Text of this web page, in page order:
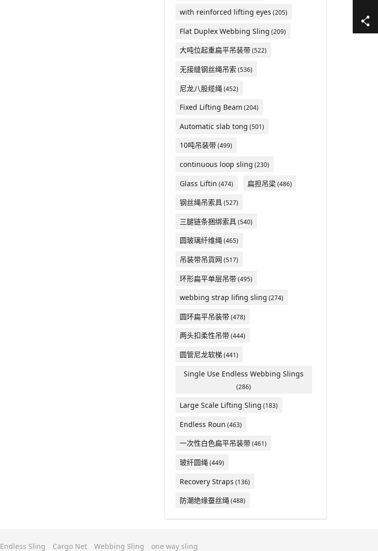
with reinforced lifting eyes (205)
Flat Duplex Webbing Sling (209)
大吨位起重扁平吊装带(522)
无接缝钢丝绳吊索(536)
尼龙八股缆绳 (452)
Fixed Lifting Beam (204)
Automatic slab tong (501)
10吨吊装带(499)
continuous loop sling (230)
Glass Liftin (474) 扁担吊梁(486)
钢丝绳吊索具(527)
三腿链条捆绑索具(540)
圆玻璃纤维绳(465)
吊装带吊貨网 (517)
环形扁平单层吊带(495)
webbing strap lifing sling (274)
圆环扁平吊装带(478)
两头扣柔性吊带(444)
圆管尼龙软梯(441)
Single Use Endless Webbing Slings
(286)
Large Scale Lifting Sling (183)
Endless Roun (463)
一次性白色扁平吊装带(461)
玻纤圆绳(449)
Recovery Straps (136)
防潮绝缘蚕丝绳(488)
Endless Sling Cargo Net Webbing Sling one way sling